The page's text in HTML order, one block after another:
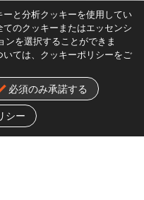
と分析クッキーを使用してい
のクッキーまたはエッセンシ
ンを選択することができま
ては、クッキーポリシーをご
必須のみ承諾する
シー